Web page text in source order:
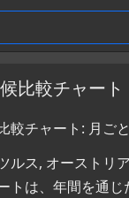
比較チャート
較チャート: 月ご
ス, オーストリ
は、年間を通